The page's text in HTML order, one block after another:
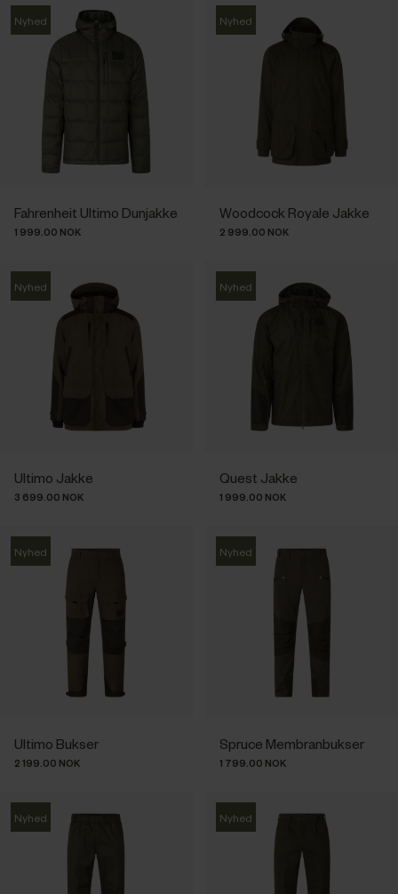
Nyhed
Fahrenheit Ultimo Dunjakke
1 999.00 NOK
Nyhed
Woodcock Royale Jakke
2 999.00 NOK
Nyhed
Ultimo Jakke
3 699.00 NOK
Nyhed
Quest Jakke
1 999.00 NOK
Nyhed
Ultimo Bukser
2 199.00 NOK
Nyhed
Spruce Membranbukser
1 799.00 NOK
Nyhed Nyhed